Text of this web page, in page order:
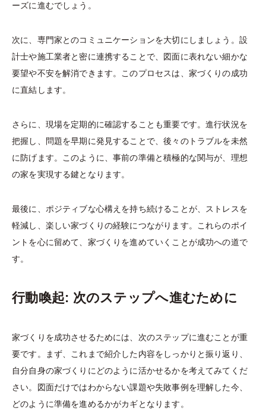
ーズに進むでしょう。
次に、専門家とのコミュニケーションを大切にしましょう。設
計士や施工業者と密に連携することで、図面に表れない細かな
要望や不安を解消できます。このプロセスは、家づくりの成功
に直結します。
さらに、現場を定期的に確認することも重要です。進行状況を
把握し、問題を早期に発見することで、後々のトラブルを未然
に防げます。このように、事前の準備と積極的な関与が、理想
の家を実現する鍵となります。
最後に、ポジティブな心構えを持ち続けることが、ストレスを
軽減し、楽しい家づくりの経験につながります。これらのポイ
ントを心に留めて、家づくりを進めていくことが成功への道で
す。
行動喚起: 次のステップへ進むために
家づくりを成功させるためには、次のステップに進むことが重
要です。まず、これまで紹介した内容をしっかりと振り返り、
自分自身の家づくりにどのように活かせるかを考えてみてくだ
さい。図面だけではわからない課題や失敗事例を理解した今、
どのように準備を進めるかがカギとなります。